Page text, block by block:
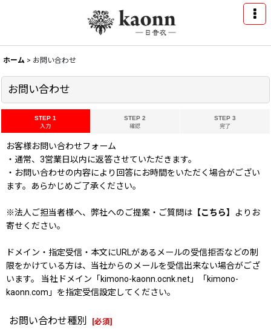
ホーム > お問い合わせ
お問い合わせ
STEP 1
入力
STEP 2
確認
STEP 3
完了
お客様お問い合わせフォーム
・通常、3営業日以内に返答させていただきます。
・お問い合わせの内容により回答にお時間をいただく場合がござい
ます。あらかじめご了承ください。
※法人ご担当者様へ、弊社へのご提案・ご質問は 【こちら】
よりお
寄せください。
ドメイン・指定受信・本文にURLがあるメールの受信拒否などの制
限をかけている方は、当社からのメールを受信出来ない場合がござ
います。 当社ドメイン「kimono-kaonn.ocnk.net」「kimono-
kaonn.com」を指定受信設定してください。
お問い合わせ種別 [必須]